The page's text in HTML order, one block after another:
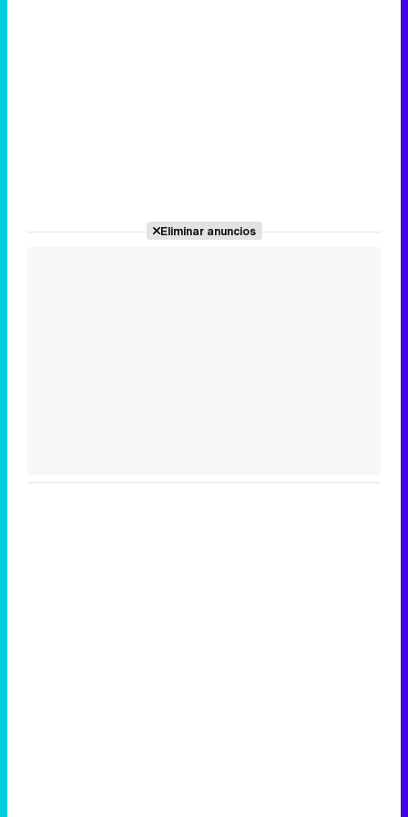
Eliminar anuncios